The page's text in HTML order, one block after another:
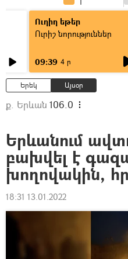
Ուղիղ եթեր
Ուրիշ նորություններ
09:39 4 ր
Երեկ Այսօր
ք. Երևան 106.0
Երևանում
բախվել է
խողովակին,
18:31 13.01.2022